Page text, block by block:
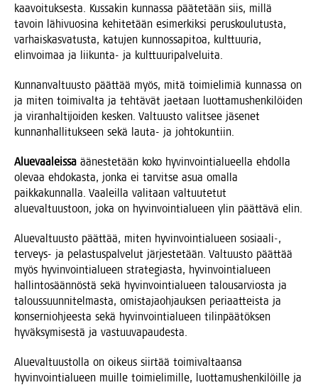
kaa­voi­tuk­ses­ta. Kus­sa­kin kun­nas­sa pää­te­tään siis, mil­lä
tavoin lähi­vuo­si­na kehi­te­tään esi­mer­kik­si perus­kou­lu­tus­ta,
var­hais­kas­va­tus­ta, katu­jen kun­nos­sa­pi­toa, kult­tuu­ria,
elin­voi­maa ja lii­kun­ta- ja kulttuuripalveluita.
Kun­nan­val­tuus­to päät­tää myös, mitä toi­mie­li­miä kun­nas­sa on
ja miten toi­mi­val­ta ja teh­tä­vät jae­taan luot­ta­mus­hen­ki­löi­den
ja viran­hal­ti­joi­den kes­ken. Val­tuus­to valit­see jäse­net
kun­nan­hal­li­tuk­seen sekä lau­ta- ja johtokuntiin.
Alue­vaa­leis­sa äänes­te­tään koko hyvin­voin­tia­lu­eel­la ehdol­la
ole­vaa ehdo­kas­ta, jon­ka ei tar­vit­se asua omal­la
paik­ka­kun­nal­la. Vaa­leil­la vali­taan val­tuu­te­tut
alue­val­tuus­toon, joka on hyvin­voin­tia­lu­een ylin päät­tä­vä elin.
Alue­val­tuus­to päät­tää, miten hyvin­voin­tia­lu­een sosiaali‑,
ter­veys- ja pelas­tus­pal­ve­lut jär­jes­te­tään. Val­tuus­to päät­tää
myös hyvin­voin­tia­lu­een stra­te­gias­ta, hyvin­voin­tia­lu­een
hal­lin­to­sään­nös­tä sekä hyvin­voin­tia­lu­een talous­ar­vios­ta ja
talous­suun­ni­tel­mas­ta, omis­ta­jaoh­jauk­sen peri­aat­teis­ta ja
kon­ser­nioh­jees­ta sekä hyvin­voin­tia­lu­een tilin­pää­tök­sen
hyväk­sy­mi­ses­tä ja vastuuvapaudesta.
Alue­val­tuus­tol­la on oikeus siir­tää toi­mi­val­taan­sa
hyvin­voin­tia­lu­een muil­le toi­mie­li­mil­le, luot­ta­mus­hen­ki­löil­le ja